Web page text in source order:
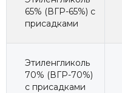
65% (ВГР-65%) с
присадками
Этиленгликоль
70% (ВГР-70%)
с присадками